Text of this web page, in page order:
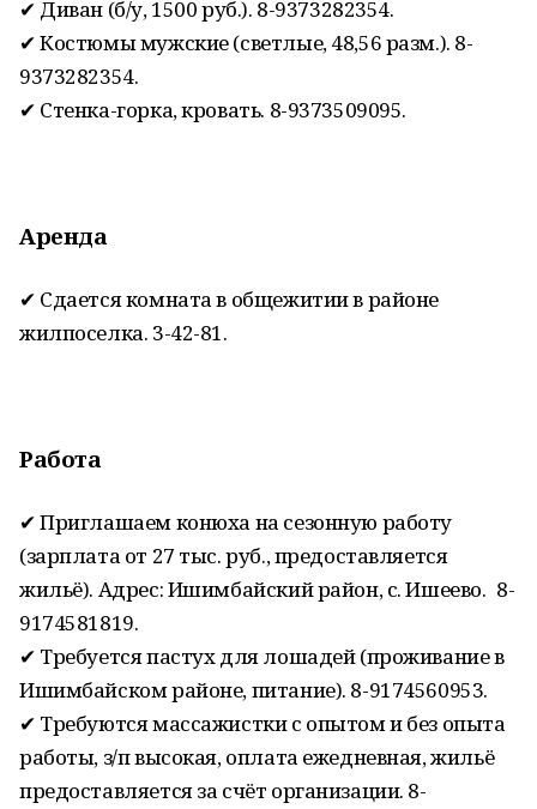
✔ Диван (б/у, 1500 руб.). 8-9373282354.
✔ Костюмы мужские (светлые, 48,56 разм.). 8-
9373282354.
✔ Стенка-горка, кровать. 8-9373509095.
Аренда
✔ Сдается комната в общежитии в районе
жилпоселка. 3-42-81.
Работа
✔ Приглашаем конюха на сезонную работу
(зарплата от 27 тыс. руб., предоставляется
жильё). Адрес: Ишимбайский район, с. Ишеево. 8-
9174581819.
✔ Требуется пастух для лошадей (проживание в
Ишимбайском районе, питание). 8-9174560953.
✔ Требуются массажистки с опытом и без опыта
работы, з/п высокая, оплата ежедневная, жильё
предоставляется за счёт организации. 8-